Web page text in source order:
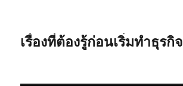
เรื่องที่ต้องรู้ก่อนเริ่มทำธุรกิจ